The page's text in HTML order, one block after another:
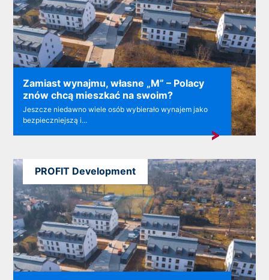
Zamiast wynajmu, własne „M” – Polacy
znów chcą mieszkać na swoim?
Jeszcze niedawno wiele osób wybierało wynajem jako
bezpieczniejszą i...
PROFIT Development